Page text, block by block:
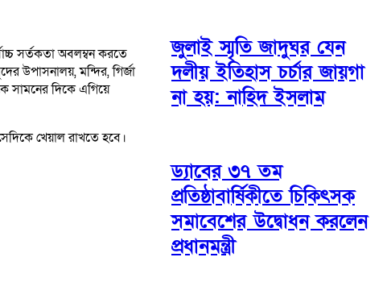
সর্তকতা অবলম্বন করতে
উপাসনালয়, মন্দির, গির্জা
সামনের দিকে এগিয়ে
খেয়াল রাখতে হবে।
জুলাই স্মৃতি জাদুঘর যেন
দলীয় ইতিহাস চর্চার জায়গা
না হয়: নাহিদ ইসলাম
ড্যাবের ৩৭ তম
প্রতিষ্ঠাবার্ষিকীতে চিকিৎসক
সমাবেশের উদ্বোধন করলেন
প্রধানমন্ত্রী